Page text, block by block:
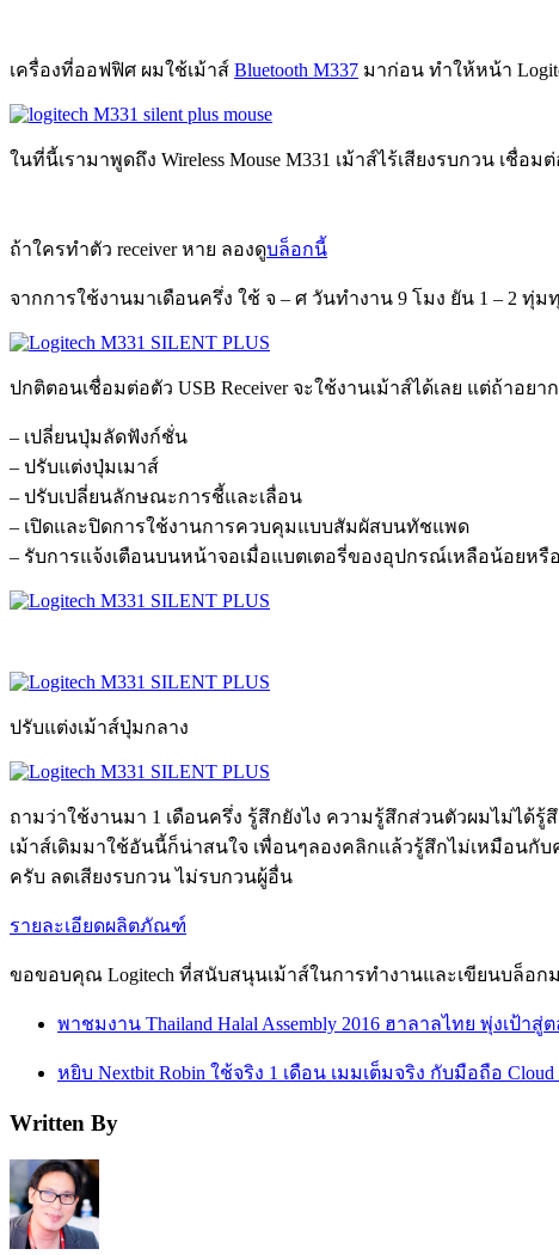
เครื่องที่ออฟฟิศ ผมใช้เม้าส์ Bluetooth M337 มาก่อน ทำให้หน้า
ในที่นี้เรามาพูดถึง Wireless Mouse M331 เม้าส์ไร้เสียงรบกวน เชื่อม
ถ้าใครทำตัว receiver หาย ลองดูบล็อกนี้
จากการใช้งานมาเดือนครึ่ง ใช้ จ – ศ วันทำงาน 9 โมง ยัน 1 – 2 ทุ่
ปกติตอนเชื่อมต่อตัว USB Receiver จะใช้งานเม้าส์ได้เลย แต่ถ้าอยา
– เปลี่ยนปุ่มลัดฟังก์ชั่น
– ปรับแต่งปุ่มเมาส์
– ปรับเปลี่ยนลักษณะการชี้และเลื่อน
– เปิดและปิดการใช้งานการควบคุมแบบสัมผัสบนทัชแพด
– รับการแจ้งเตือนบนหน้าจอเมื่อแบตเตอรี่ของอุปกรณ์เหลือน้อยห
ปรับแต่งเม้าส์ปุ่มกลาง
ถามว่าใช้งานมา 1 เดือนครึ่ง รู้สึกยังไง ความรู้สึกส่วนตัวผมไม่ได้
เม้าส์เดิมมาใช้อันนี้ก็น่าสนใจ เพื่อนๆลองคลิกแล้วรู้สึกไม่เหมือนกั
ครับ ลดเสียงรบกวน ไม่รบกวนผู้อื่น
รายละเอียดผลิตภัณฑ์
ขอขอบคุณ Logitech ที่สนับสนุนเม้าส์ในการทำงานและเขียนบล็อก
พาชมงาน Thailand Halal Assembly 2016 ฮาลาลไทย พุ่งเป้าสู่
หยิบ Nextbit Robin ใช้จริง 1 เดือน เมมเต็มจริง กับมือถือ Cloud
Written By